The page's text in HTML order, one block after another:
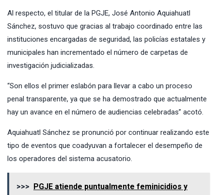
Al respecto, el titular de la PGJE, José Antonio Aquiahuatl
Sánchez, sostuvo que gracias al trabajo coordinado entre las
instituciones encargadas de seguridad, las policías estatales y
municipales han incrementado el número de carpetas de
investigación judicializadas.
“Son ellos el primer eslabón para llevar a cabo un proceso
penal transparente, ya que se ha demostrado que actualmente
hay un avance en el número de audiencias celebradas” acotó.
Aquiahuatl Sánchez se pronunció por continuar realizando este
tipo de eventos que coadyuvan a fortalecer el desempeño de
los operadores del sistema acusatorio.
>>> PGJE atiende puntualmente feminicidios y